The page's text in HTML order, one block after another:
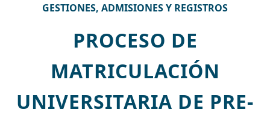
GESTIONES, ADMISIONES Y REGISTROS
PROCESO DE
MATRICULACIÓN
UNIVERSITARIA DE PRE-